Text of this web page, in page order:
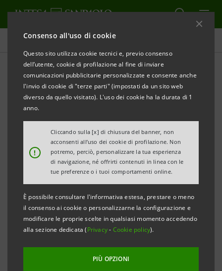
Consenso all'uso di cookie
Questo sito utilizza cookie tecnici e, previo consenso
dell’utente, cookie di profilazione al fine di inviare
comunicazioni pubblicitarie personalizzate e consente anche
l'invio di cookie di "terze parti" (impostati da un sito web
diverso da quello visitato). L'uso dei cookie ha la durata di 1
anno.
!
Cliccando sulla [x] di chiusura del banner, non
acconsenti all’uso dei cookie di profilazione. Non
potremo, perciò, personalizzare la tua esperienza
di navigazione, né offrirti contenuti in linea con le
tue preferenze o i tuoi comportamenti online.
È possibile consultare l'informativa estesa, prestare o meno
il consenso ai cookie o personalizzarne la configurazione e
modificare le proprie scelte in qualsiasi momento accedendo
alla sezione dedicata (Privacy- Cookie policy).
PIÙ OPZIONI
Tutti i progetti
CULTURA
Il Presepe Napoletano nella
Cattedrale di Notre Dame